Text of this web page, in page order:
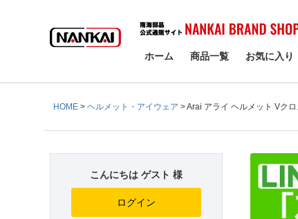
検索
ホーム 商品一覧 お気に入り
HOME ヘルメット・アイウェア Arai アライ ヘルメット Vク
こんにちは ゲスト 様
ログイン